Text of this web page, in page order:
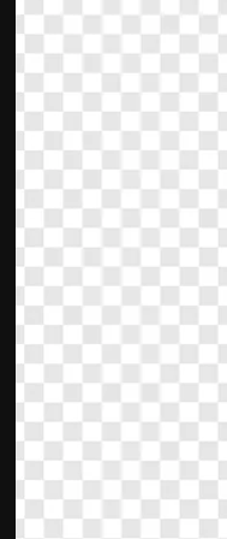
La plataforma
entre
estudios.
Español
Copyright ©